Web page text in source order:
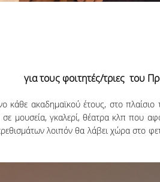
για τους φοιτητές/τριες του
κάθε ακαδημαϊκού έτους, στο
σε μουσεία, γκαλερί, θέατρα κλπ που
λοιπόν θα λάβει χώρα στο